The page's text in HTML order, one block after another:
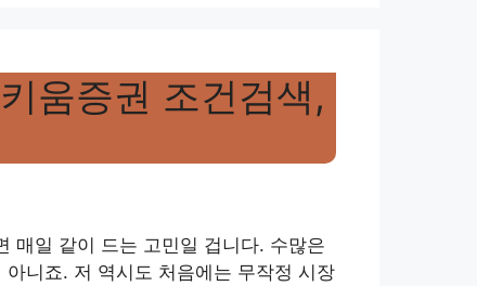
움증권 조건검색,
매일 같이 드는 고민일 겁니다. 수많은
아니죠. 저 역시도 처음에는 무작정 시장